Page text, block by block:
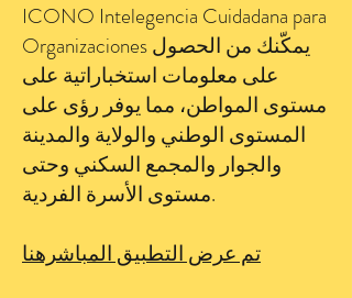
ICONO Intelegencia Cuidadana para
Organizacionesيمكّنك من الحصول
على معلومات استخباراتية على
مستوى المواطن، مما يوفر رؤى على
المستوى الوطني والولاية والمدينة
والجوار والمجمع السكني وحتى
مستوى الأسرة الفردية.
تم عرض التطبيق المباشرهنا